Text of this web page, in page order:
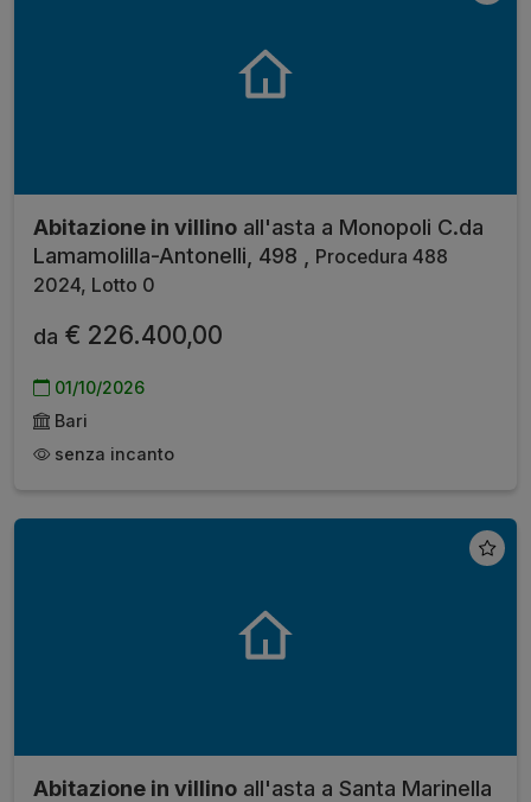
Abitazione in villino all'asta a Monopoli C.da
Lamamolilla-Antonelli, 498 ,
Procedura 488
2024, Lotto 0
da € 226.400,00
01/10/2026
Bari
senza incanto
Abitazione in villino all'asta a Santa Marinella